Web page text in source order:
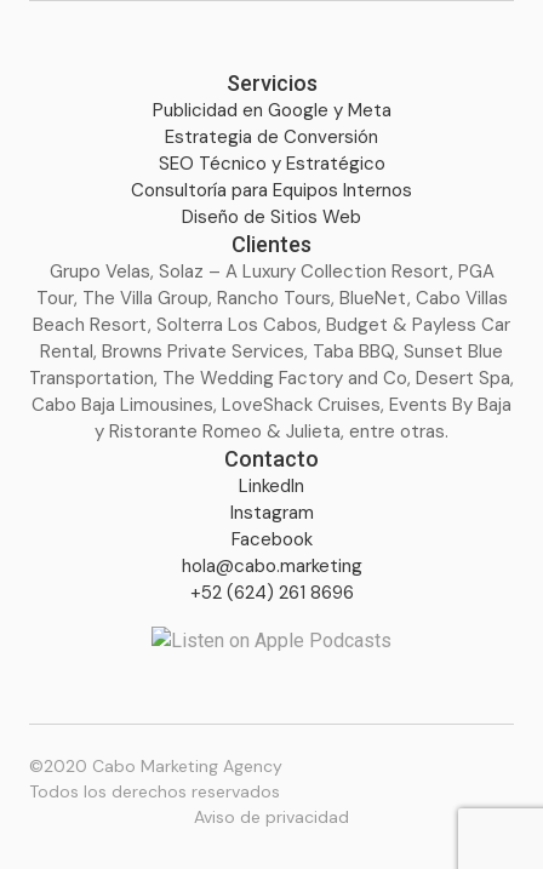
Servicios
Publicidad en Google y Meta
Estrategia de Conversión
SEO Técnico y Estratégico
Consultoría para Equipos Internos
Diseño de Sitios Web
Clientes
Grupo Velas, Solaz – A Luxury Collection Resort, PGA
Tour, The Villa Group, Rancho Tours, BlueNet, Cabo Villas
Beach Resort, Solterra Los Cabos, Budget & Payless Car
Rental, Browns Private Services, Taba BBQ, Sunset Blue
Transportation, The Wedding Factory and Co, Desert Spa,
Cabo Baja Limousines, LoveShack Cruises, Events By Baja
y Ristorante Romeo & Julieta, entre otras.
Contacto
LinkedIn
Instagram
Facebook
hola@cabo.marketing
+52 (624) 261 8696
©2020 Cabo Marketing Agency
Todos los derechos reservados
Aviso de privacidad